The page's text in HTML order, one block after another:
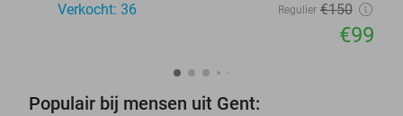
Verkocht: 36 Regulier €150
€99
Populair bij mensen uit Gent: